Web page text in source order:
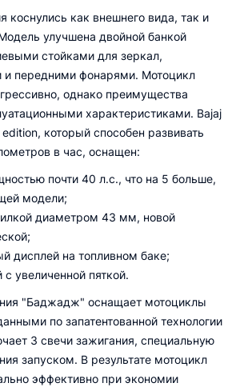
коснулись как внешнего вида, так и
улучшена двойной банкой
стойками для зеркал,
и передними фонарями. Мотоцикл
однако преимущества
характеристиками. Bajaj
который способен развивать
в час, оснащен:
почти 40 л.с., что на 5 больше,
модели;
диаметром 43 мм, новой
дисплей на топливном баке;
увеличенной пяткой.
"Баджадж" оснащает мотоциклы
по запатентованной технологии
3 свечи зажигания, специальную
запуском. В результате мотоцикл
эффективно при экономии